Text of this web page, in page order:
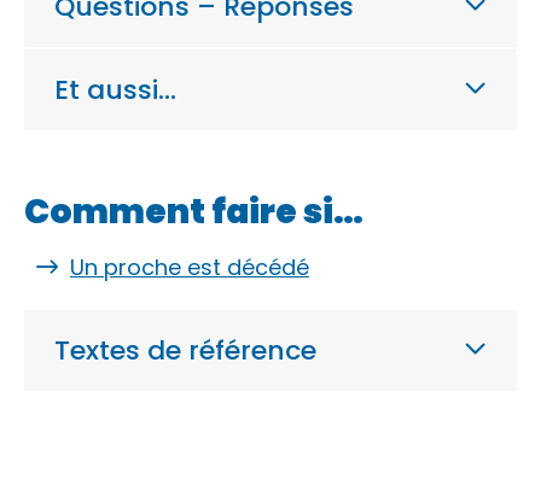
Et aussi…
Comment faire si…
Un proche est décédé
Textes de référence